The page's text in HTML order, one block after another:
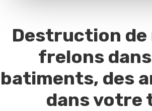
Destruction de
frelons
batiments, des
dans votre